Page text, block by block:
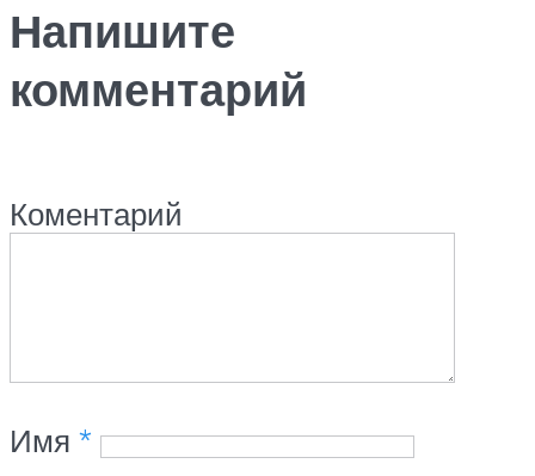
Напишите
комментарий
Коментарий
Имя *